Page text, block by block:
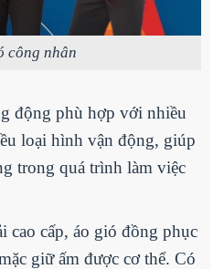
công nhân
động phù hợp với nhiều
loại hình vận động, giúp
trong quá trình làm việc
cao cấp, áo gió đồng phục
giữ ấm được cơ thể. Có